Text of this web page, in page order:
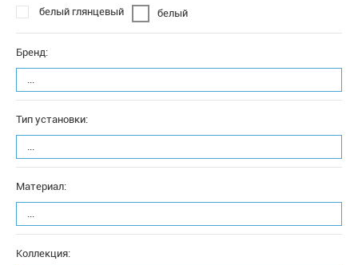
белый глянцевый белый
Бренд:
...
Тип установки:
...
Материал:
...
Коллекция: